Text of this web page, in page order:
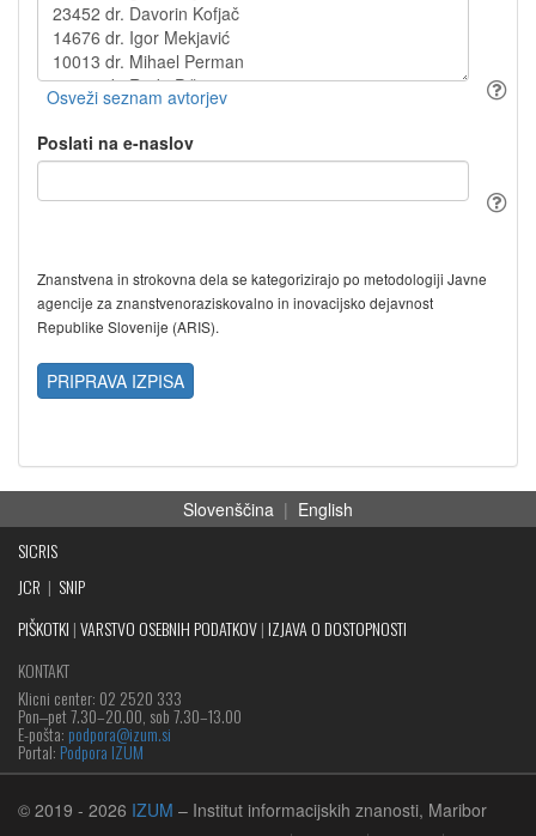
Poslati na e-naslov
Znanstvena in strokovna dela se kategorizirajo po metodologiji Javne
agencije za znanstvenoraziskovalno in inovacijsko dejavnost
Republike Slovenije (ARIS).
PRIPRAVA IZPISA
Slovenščina | English
SICRIS
JCR | SNIP
PIŠKOTKI |VARSTVO OSEBNIH PODATKOV| IZJAVA O DOSTOPNOSTI
KONTAKT
Klicni center: 02 2520 333
Pon‒pet 7.30–20.00, sob 7.30–13.00
E-pošta: podpora@izum.si
Portal: Podpora IZUM
© 2019 - 2026 IZUM – Institut informacijskih znanosti, Maribor